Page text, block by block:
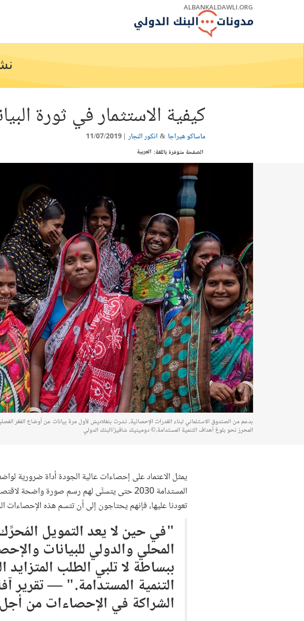
ALBANKALDAWLI.ORG
كيفية الاستثمار في ثورة
ماساكو هيراجا انكور النجار 11/07/2019
الصفحة متوفرة باللغة: العربية
بدعم من الصندوق الاستئماني لبناء القدرات الإحصائية، نشرت بنغلاديش لأول مرة بيانات عن أوضاع الفقر
المحرز نحو بلوغ أهداف التنمية المستدامة.© دومينيك شافيز/البنك الدولي
يمثل الاعتماد على إحصاءات عالية الجودة أداة ضرورية
المستدامة 2030 حتى يتسنَّى لهم رسم صورة
تعودنا عليها، فإنهم يحتاجون إلى أن تتسم هذه
"في حين لا يعد التمويل
المحلي والدولي للبيانات
ببساطة لا تلبي الطلب
الشراكة في الإحصاءات من أجل